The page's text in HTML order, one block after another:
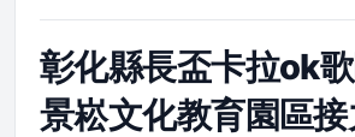
彰化縣長盃卡拉ok
景崧文化教育園區